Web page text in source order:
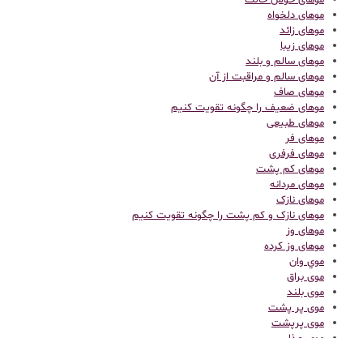
موهای دلخواه
موهای زائد
موهای زیبا
موهای سالم و بلند
موهای سالم و مراقبت از آن
موهای صاف
موهای ضعیف را چگونه تقویت کنیم
موهای طبیعی
موهای فر
موهای فرفری
موهای کم پشت
موهای مردانه
موهای نازک
موهای نازک و کم پشت را چگونه تقویت کنیم
موهای وز
موهای وز کرده
موي وان
موی براق
موی بلند
موی پر پشت
موی پرپشت